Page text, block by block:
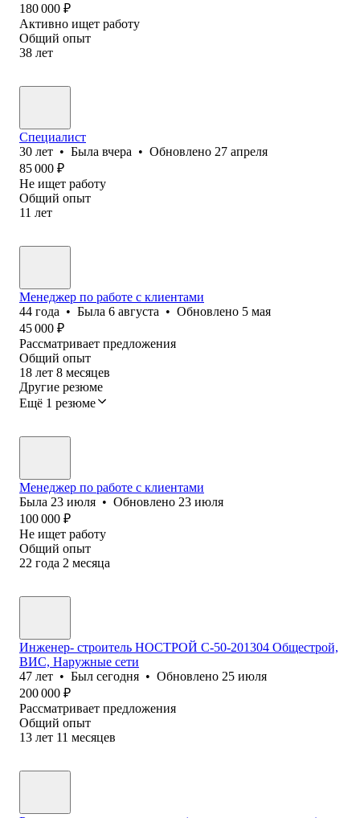
180 000 ₽
Активно ищет работу
Общий опыт
38 лет
Специалист
30 лет • Была вчера • Обновлено 27 апреля
85 000 ₽
Не ищет работу
Общий опыт
11 лет
Менеджер по работе с клиентами
44 года • Была 6 августа • Обновлено 5 мая
45 000 ₽
Рассматривает предложения
Общий опыт
18 лет 8 месяцев
Другие резюме
Ещё 1 резюме
Менеджер по работе с клиентами
Была 23 июля • Обновлено 23 июля
100 000 ₽
Не ищет работу
Общий опыт
22 года 2 месяца
Инженер- строитель НОСТРОЙ С-50-201304 Общестрой,
ВИС, Наружные сети
47 лет • Был сегодня • Обновлено 25 июля
200 000 ₽
Рассматривает предложения
Общий опыт
13 лет 11 месяцев